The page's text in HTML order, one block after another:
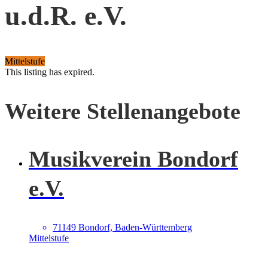
u.d.R. e.V.
Mittelstufe
This listing has expired.
Weitere Stellenangebote
Musikverein Bondorf
e.V.
71149 Bondorf, Baden-Württemberg
Mittelstufe